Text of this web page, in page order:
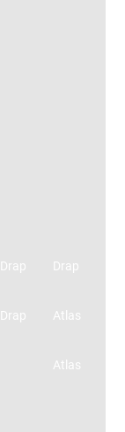
Drap
Drap
Drap
Atlas
Atlas